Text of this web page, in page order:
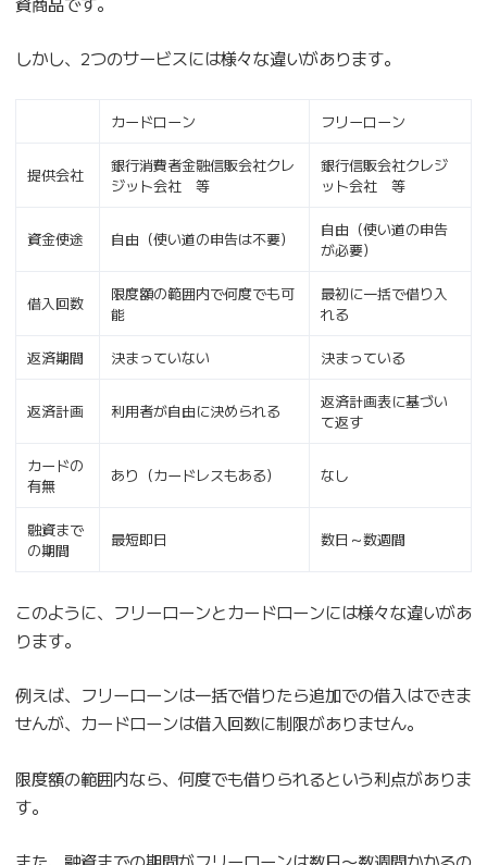
しかし、2つのサービスには様々な違いがあります。
カードローン フリーローン
提供会社
銀行消費者金融信販会社クレ
ジット会社 等
銀行信販会社クレジ
ット会社 等
資金使途 自由（使い道の申告は不要）
自由（使い道の申告
が必要）
借入回数
限度額の範囲内で何度でも可
能
最初に一括で借り入
れる
返済期間 決まっていない 決まっている
返済計画 利用者が自由に決められる
返済計画表に基づい
て返す
カードの
有無
あり（カードレスもある） なし
融資まで
の期間
最短即日 数日～数週間
このように、フリーローンとカードローンには様々な違いがあ
ります。
例えば、フリーローンは一括で借りたら追加での借入はできま
せんが、カードローンは借入回数に制限がありません。
限度額の範囲内なら、何度でも借りられるという利点がありま
す。